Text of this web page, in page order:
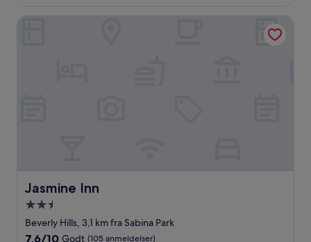
anmeldelser)
Jasmine Inn
Jasmine Inn
2.5-
stjernet
overnatningssted
Beverly Hills, 3,1 km fra Sabina Park
7.6
7,6/10 Godt (105 anmeldelser)